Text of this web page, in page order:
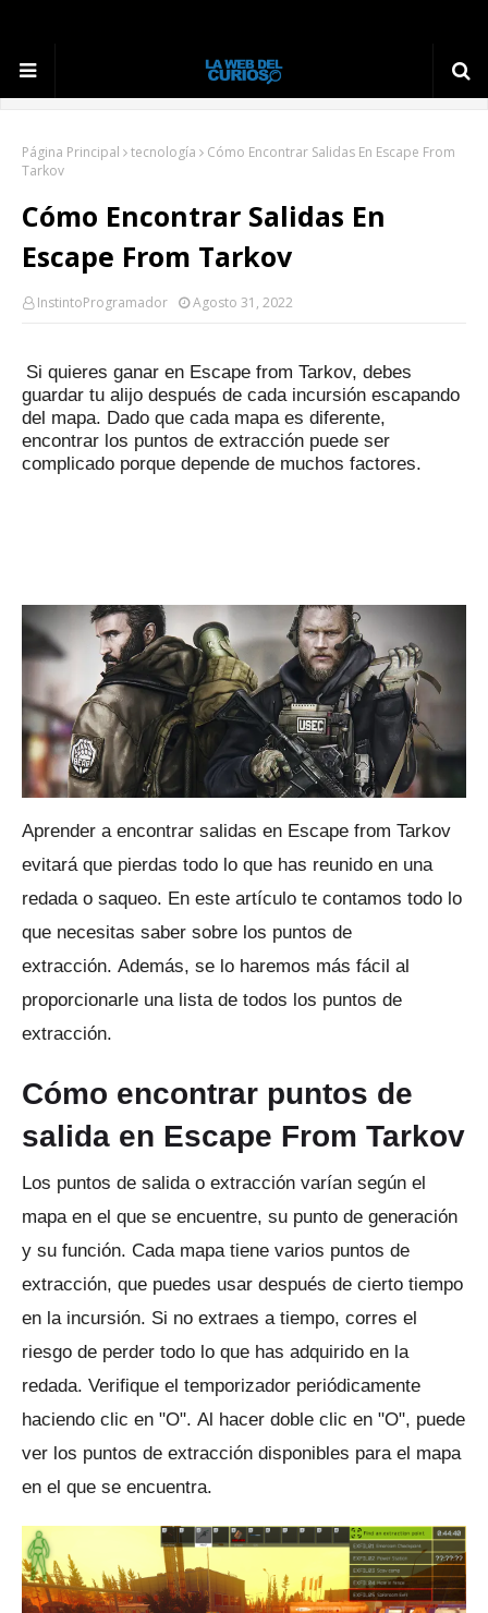
Página Principal tecnología
Cómo Encontrar Salidas En Escape From
Tarkov
Cómo Encontrar Salidas En
Escape From Tarkov
InstintoProgramador Agosto 31, 2022
Si quieres ganar en Escape from Tarkov, debes
guardar tu alijo después de cada incursión escapando
del mapa. Dado que cada mapa es diferente,
encontrar los puntos de extracción puede ser
complicado porque depende de muchos factores.
Aprender a encontrar salidas en Escape from Tarkov
evitará que pierdas todo lo que has reunido en una
redada o saqueo. En este artículo te contamos todo lo
que necesitas saber sobre los puntos de
extracción. Además, se lo haremos más fácil al
proporcionarle una lista de todos los puntos de
extracción.
Cómo encontrar puntos de
salida en Escape From Tarkov
Los puntos de salida o extracción varían según el
mapa en el que se encuentre, su punto de generación
y su función. Cada mapa tiene varios puntos de
extracción, que puedes usar después de cierto tiempo
en la incursión. Si no extraes a tiempo, corres el
riesgo de perder todo lo que has adquirido en la
redada. Verifique el temporizador periódicamente
haciendo clic en "O". Al hacer doble clic en "O", puede
ver los puntos de extracción disponibles para el mapa
en el que se encuentra.